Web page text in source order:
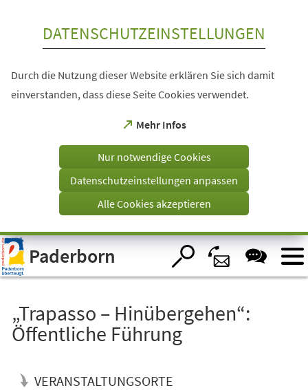
Visuelle
Assistenzsoftware
öffnen.
DATENSCHUTZEINSTELLUNGEN
Durch die Nutzung dieser Website erklären Sie sich damit
einverstanden, dass diese Seite Cookies verwendet.
Mehr Infos
(Öffnet
einem
Tab)
Nur notwendige Cookies
Datenschutzeinstellungen anpassen
Alle Cookies akzeptieren
Paderborn
„Trapasso – Hinübergehen“:
Öffentliche Führung
VERANSTALTUNGSORTE